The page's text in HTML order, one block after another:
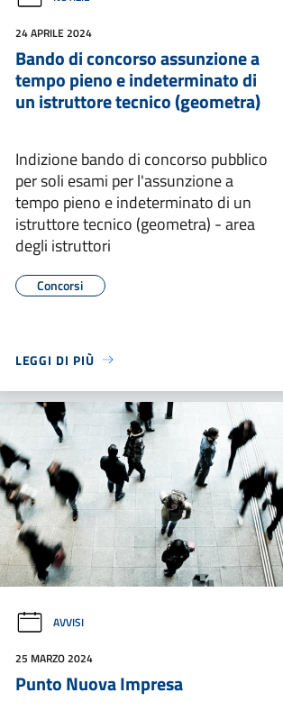
24 APRILE 2024
Bando di concorso assunzione a
tempo pieno e indeterminato di
un istruttore tecnico (geometra)
Indizione bando di concorso pubblico
per soli esami per l'assunzione a
tempo pieno e indeterminato di un
istruttore tecnico (geometra) - area
degli istruttori
Concorsi
LEGGI DI PIÙ
AVVISI
25 MARZO 2024
Punto Nuova Impresa